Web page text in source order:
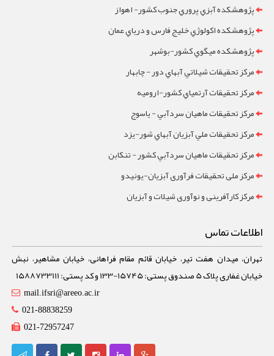
پژوهشکده آبزي پروري جنوب کشور- اهواز
پژوهشکده اکولوژي خليج فارس و درياي عمان
پژوهشکده ميگوي کشور-بوشهر
مرکز تحقيقات شيلاتي آبهاي دور - چابهار
مرکز تحقيقات آرتمياي کشور-ارومیه
مرکز تحقيقات ماهيان سردآبي - ياسوج
مرکز تحقيقات ملي آبزيان آبهاي شور-یزد
مرکز تحقيقات ماهيان سردآبي کشور - تنکابن
مرکز ملی تحقیقات فرآوری آبزیان-یونیدو
مرکز کارآفرینی و نوآوری شیلات و آبزیان
اطلاعات تماس
تهران، میدان هفت تیر، خیابان قائم مقام فراهانی، خیابان مشاهیر، نبش
خیابان غفاری پلاک 5 صندوق پستی: 15745-133 و کد پستی: 1588733111
mail.ifsri@areeo.ac.ir
021-88838259
021-72957247